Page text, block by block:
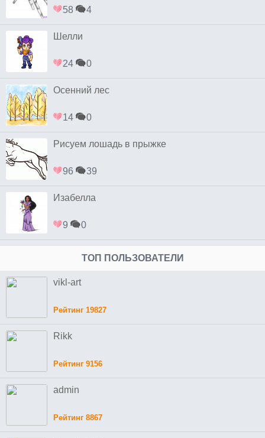
58 4
Шелли
24 0
Осенний лес
14 0
Рисуем лошадь в прыжке
96 39
Изабелла
9 0
ТОП ПОЛЬЗОВАТЕЛИ
vikl-art
Рейтинг 19827
Rikk
Рейтинг 9156
admin
Рейтинг 8867